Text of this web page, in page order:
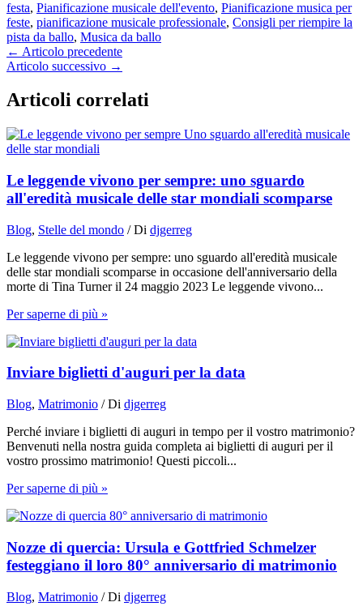
festa, Pianificazione musicale dell'evento, Pianificazione musica per
feste, pianificazione musicale professionale, Consigli per riempire la
pista da ballo, Musica da ballo
← Articolo precedente
Articolo successivo →
Articoli correlati
Le leggende vivono per sempre: uno sguardo
all'eredità musicale delle star mondiali scomparse
Blog, Stelle del mondo / Di djgerreg
Le leggende vivono per sempre: uno sguardo all'eredità musicale
delle star mondiali scomparse in occasione dell'anniversario della
morte di Tina Turner il 24 maggio 2023 Le leggende vivono...
Per saperne di più »
Inviare biglietti d'auguri per la data
Blog, Matrimonio / Di djgerreg
Perché inviare i biglietti di auguri in tempo per il vostro matrimonio?
Benvenuti nella nostra guida completa ai biglietti di auguri per il
vostro prossimo matrimonio! Questi piccoli...
Per saperne di più »
Nozze di quercia: Ursula e Gottfried Schmelzer
festeggiano il loro 80° anniversario di matrimonio
Blog, Matrimonio / Di djgerreg